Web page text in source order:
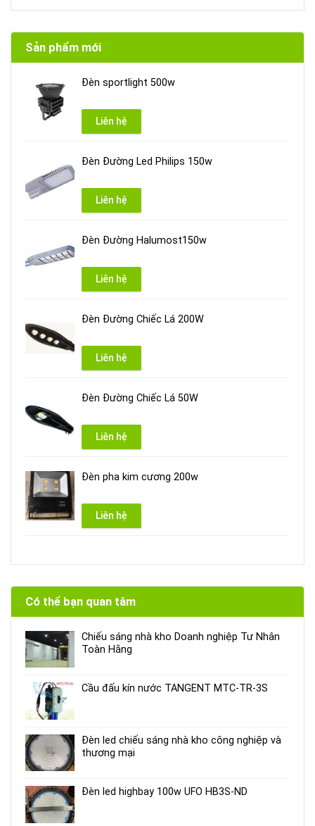
Sản phẩm mới
Đèn sportlight 500w
Liên hệ
Đèn Đường Led Philips 150w
Liên hệ
Đèn Đường Halumost150w
Liên hệ
Đèn Đường Chiếc Lá 200W
Liên hệ
Đèn Đường Chiếc Lá 50W
Liên hệ
Đèn pha kim cương 200w
Liên hệ
Có thể bạn quan tâm
Chiếu sáng nhà kho Doanh nghiệp Tư Nhân
Toàn Hằng
Cầu đấu kín nước TANGENT MTC-TR-3S
Đèn led chiếu sáng nhà kho công nghiệp và
thương mại
Đèn led highbay 100w UFO HB3S-ND